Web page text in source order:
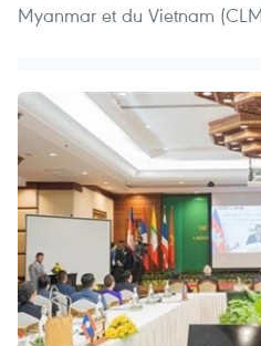
Myanmar et du Vietnam